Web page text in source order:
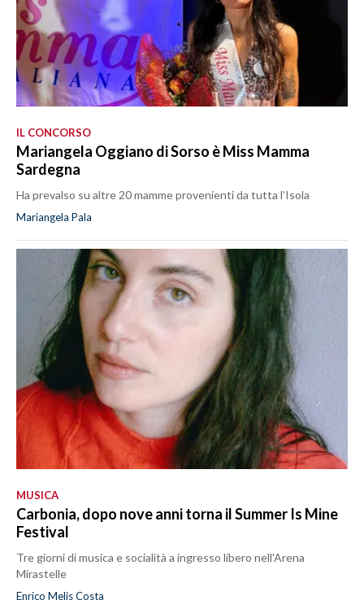
IL CONCORSO
Mariangela Oggiano di Sorso è Miss Mamma
Sardegna
Ha prevalso su altre 20 mamme provenienti da tutta l’Isola
Mariangela Pala
MUSICA
Carbonia, dopo nove anni torna il Summer Is Mine
Festival
Tre giorni di musica e socialità a ingresso libero nell'Arena
Mirastelle
Enrico Melis Costa